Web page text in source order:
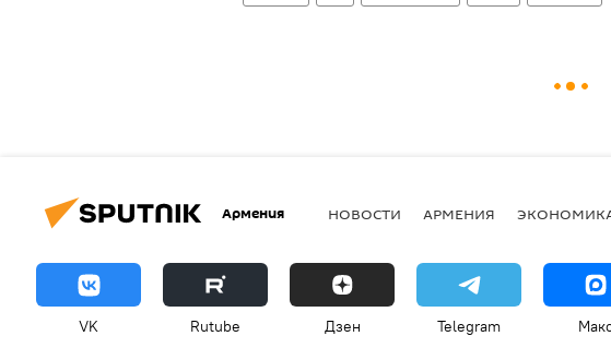
Армения НОВОСТИ АРМЕНИЯ
VK Rutube Дзен Telegram